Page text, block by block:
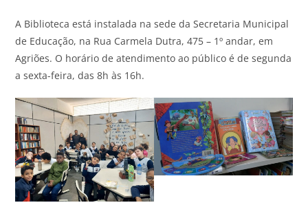
A Biblioteca está instalada na sede da Secretaria Municipal
de Educação, na Rua Carmela Dutra, 475 – 1º andar, em
Agriões. O horário de atendimento ao público é de segunda
a sexta-feira, das 8h às 16h.